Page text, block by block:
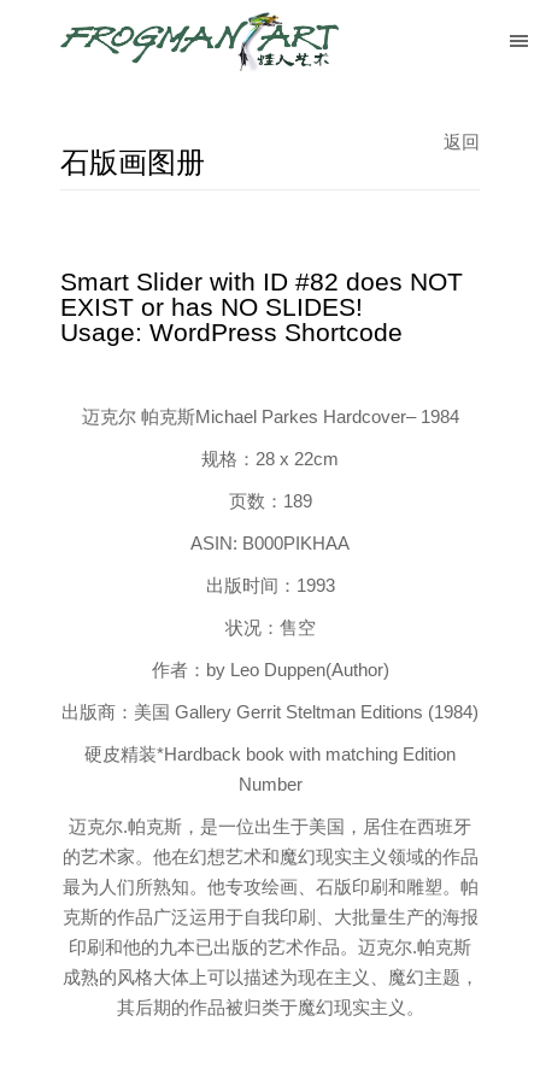
返回
石版画图册
Smart Slider with ID #82 does NOT
EXIST or has NO SLIDES!
Usage: WordPress Shortcode
迈克尔 帕克斯Michael Parkes Hardcover– 1984
规格：28 x 22cm
页数：189
ASIN: B000PIKHAA
出版时间：1993
状况：售空
作者：by Leo Duppen(Author)
出版商：美国 Gallery Gerrit Steltman Editions (1984)
硬皮精装*Hardback book with matching Edition
Number
迈克尔.帕克斯，是一位出生于美国，居住在西班牙
的艺术家。他在幻想艺术和魔幻现实主义领域的作品
最为人们所熟知。他专攻绘画、石版印刷和雕塑。帕
克斯的作品广泛运用于自我印刷、大批量生产的海报
印刷和他的九本已出版的艺术作品。迈克尔.帕克斯
成熟的风格大体上可以描述为现在主义、魔幻主题，
其后期的作品被归类于魔幻现实主义。